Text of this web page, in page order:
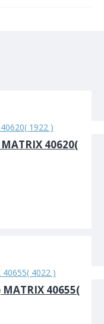
40620(
40655(